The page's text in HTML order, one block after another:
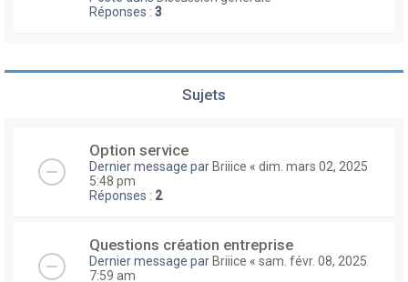
Réponses : 3
Sujets
Option service
Dernier message parBriiice « dim. mars 02, 2025
5:48 pm
Réponses : 2
Questions création entreprise
Dernier message parBriiice « sam. févr. 08, 2025
7:59 am